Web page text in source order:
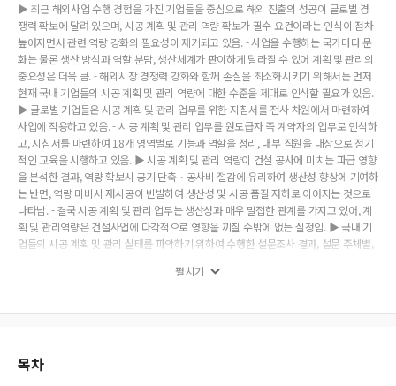
▶ 최근 해외사업 수행 경험을 가진 기업들을 중심으로 해외 진출의 성공이 글로벌 경
쟁력 확보에 달려 있으며, 시공 계획 및 관리 역량 확보가 필수 요건이라는 인식이 점차
높아지면서 관련 역량 강화의 필요성이 제기되고 있음. - 사업을 수행하는 국가마다 문
화는 물론 생산 방식과 역할 분담, 생산체계가 판이하게 달라질 수 있어 계획 및 관리의
중요성은 더욱 큼. - 해외시장 경쟁력 강화와 함께 손실을 최소화시키기 위해서는 먼저
현재 국내 기업들의 시공 계획 및 관리 역량에 대한 수준을 제대로 인식할 필요가 있음.
▶ 글로벌 기업들은 시공 계획 및 관리 업무를 위한 지침서를 전사 차원에서 마련하여
사업에 적용하고 있음. - 시공 계획 및 관리 업무를 원도급자 즉 계약자의 업무로 인식하
고, 지침서를 마련하여 18개 영역별로 기능과 역할을 정리, 내부 직원을 대상으로 정기
적인 교육을 시행하고 있음. ▶ 시공 계획 및 관리 역량이 건설 공사에 미치는 파급 영향
을 분석한 결과, 역량 확보시 공기 단축ㆍ공사비 절감에 유리하여 생산성 향상에 기여하
는 반면, 역량 미비시 재시공이 빈발하여 생산성 및 시공 품질 저하로 이어지는 것으로
나타남. - 결국 시공 계획 및 관리 업무는 생산성과 매우 밀접한 관계를 가지고 있어, 계
획 및 관리역량은 건설사업에 다각적으로 영향을 끼칠 수밖에 없는 실정임. ▶ 국내 기
업들의 시공 계획 및 관리 실태를 파악하기 위하여 수행한 설문조사 결과, 설문 주체별,
의 수행 범위를 묻는 설문조사 결과, 응답자 대다수는 시공 계획 및 관리를 시공(현장)
업무 영역에 따라 다소 차이를 보이긴 했지만, 대체적으로 원도급자 주도로 발주자, 하
원에서 운영하고 있는 것으로 조사됨. ▶ 시공 계획 및 관리 역량 강화는 국내 기업이 해
펼치기
목차